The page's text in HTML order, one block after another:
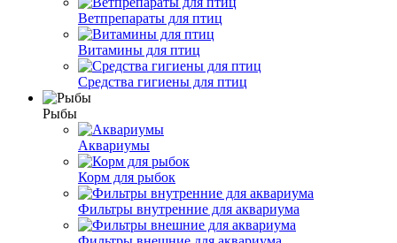
Ветпрепараты для птиц
Витамины для птиц
Средства гигиены для птиц
Рыбы
Аквариумы
Корм для рыбок
Фильтры внутренние для аквариума